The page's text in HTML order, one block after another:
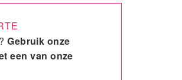
Gebruik onze
een van onze